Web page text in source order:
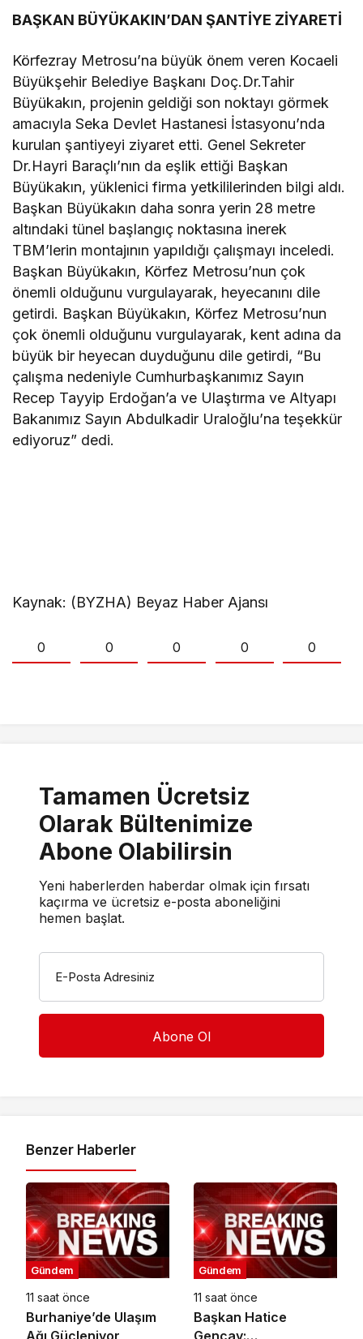
BAŞKAN BÜYÜKAKIN’DAN ŞANTİYE ZİYARETİ
Körfezray Metrosu’na büyük önem veren Kocaeli
Büyükşehir Belediye Başkanı Doç.Dr.Tahir
Büyükakın, projenin geldiği son noktayı görmek
amacıyla Seka Devlet Hastanesi İstasyonu’nda
kurulan şantiyeyi ziyaret etti. Genel Sekreter
Dr.Hayri Baraçlı’nın da eşlik ettiği Başkan
Büyükakın, yüklenici firma yetkililerinden bilgi aldı.
Başkan Büyükakın daha sonra yerin 28 metre
altındaki tünel başlangıç noktasına inerek
TBM’lerin montajının yapıldığı çalışmayı inceledi.
Başkan Büyükakın, Körfez Metrosu’nun çok
önemli olduğunu vurgulayarak, heyecanını dile
getirdi. Başkan Büyükakın, Körfez Metrosu’nun
çok önemli olduğunu vurgulayarak, kent adına da
büyük bir heyecan duyduğunu dile getirdi, “Bu
çalışma nedeniyle Cumhurbaşkanımız Sayın
Recep Tayyip Erdoğan’a ve Ulaştırma ve Altyapı
Bakanımız Sayın Abdulkadir Uraloğlu’na teşekkür
ediyoruz” dedi.
Kaynak: (BYZHA) Beyaz Haber Ajansı
0 0 0 0 0
Tamamen Ücretsiz
Olarak Bültenimize
Abone Olabilirsin
Yeni haberlerden haberdar olmak için fırsatı
kaçırma ve ücretsiz e-posta aboneliğini
hemen başlat.
E-Posta Adresiniz
Benzer Haberler
Gündem
11 saat önce
Burhaniye’de Ulaşım
Gündem
11 saat önce
Başkan Hatice